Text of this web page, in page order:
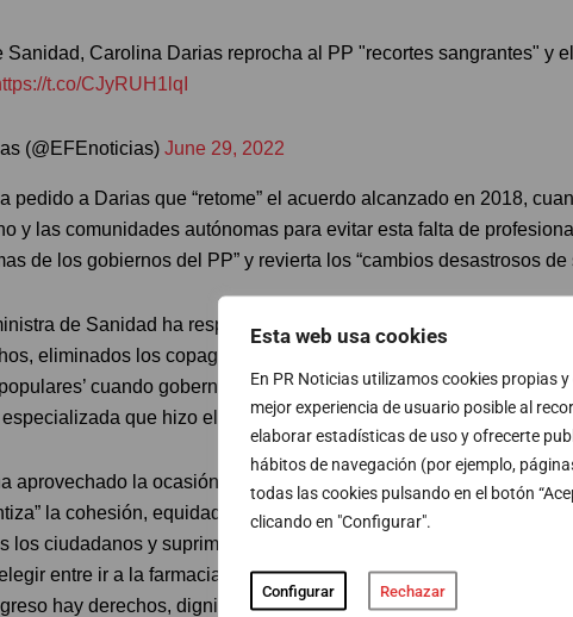
Esta web usa cookies
En PR Noticias utilizamos cookies propias
mejor experiencia de usuario posible al
elaborar estadísticas de uso y ofrecerte
hábitos de navegación (por ejemplo,
todas las cookies pulsando en el botón
clicando en "Configurar".
Configurar Rechazar
Sanidad, Carolina Darias reprocha al PP "recortes sangrantes" y
t.co/CJyRUH1lqI
(@EFEnoticias) June 29, 2022
pedido a Darias que “retome” el acuerdo alcanzado en 2018,
y las comunidades autónomas para evitar esta falta de
de los gobiernos del PP” y revierta los “cambios desastrosos de
de Sanidad ha respondido comentando que el Ejecutivo
eliminados los copagos del PP y ha revertido los “recortes” en
cuando gobernaban. “El déficit actual tiene que ver con
que hizo el PP”, ha aseverado.
aprovechado la ocasión destacando la aprobación del
la cohesión, equidad y universalidad del Sistema Nacional de
los ciudadanos y suprime los copagos para que, entre otros,
entre ir a la farmacia o al supermercado”. “Con la derecha no
hay derechos, dignidad y decencia para la ciudadanía de